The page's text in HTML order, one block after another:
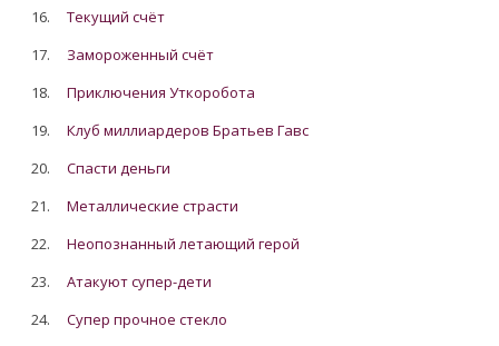
16.
Текущий счёт
17.
Замороженный счёт
18.
Приключения Уткоробота
19.
Клуб миллиардеров Братьев Гавс
20.
Спасти деньги
21.
Металлические страсти
22.
Неопознанный летающий герой
23.
Атакуют супер-дети
24.
Супер прочное стекло